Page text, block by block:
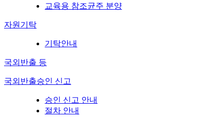
교육용 참조균주 분양
자원기탁
기탁안내
국외반출 등
국외반출승인 신고
승인 신고 안내
절차 안내